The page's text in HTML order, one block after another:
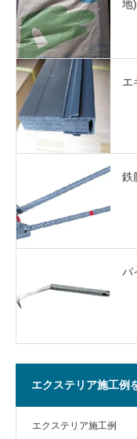
地)
エ
鉄
パ
エクステリア施工例
エクステリア施工例